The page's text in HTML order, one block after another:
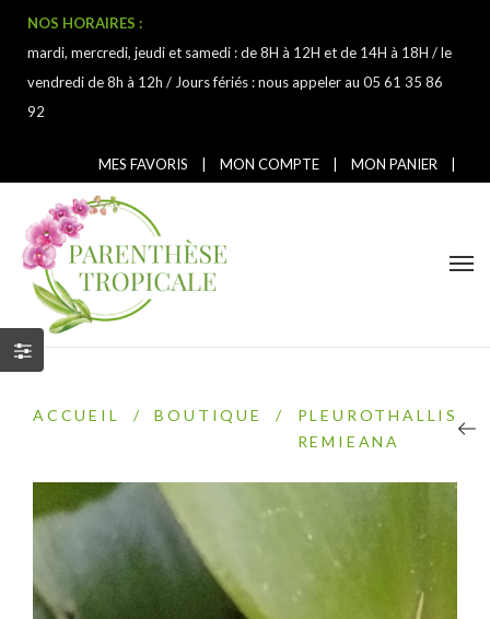
NOS HORAIRES :
mardi, mercredi, jeudi et samedi : de 8H à 12H et de 14H à 18H / le
vendredi de 8h à 12h / Jours fériés : nous appeler au 05 61 35 86
92
MES FAVORIS MON COMPTE MON PANIER
ACCUEIL / BOUTIQUE /
PLEUROTHALLIS
REMIEANA